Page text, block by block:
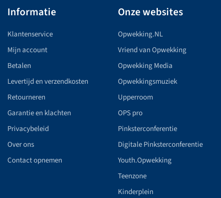
Informatie
Klantenservice
Mijn account
Betalen
Levertijd en verzendkosten
Retourneren
Garantie en klachten
Privacybeleid
Over ons
Contact opnemen
Onze websites
Opwekking.NL
Vriend van Opwekking
Opwekking Media
Opwekkingsmuziek
Upperroom
OPS pro
Pinksterconferentie
Digitale Pinksterconferentie
Youth.Opwekking
Teenzone
Kinderplein